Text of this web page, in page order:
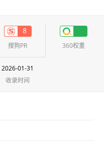
8
搜狗PR 360权重
2026-01-31
收录时间